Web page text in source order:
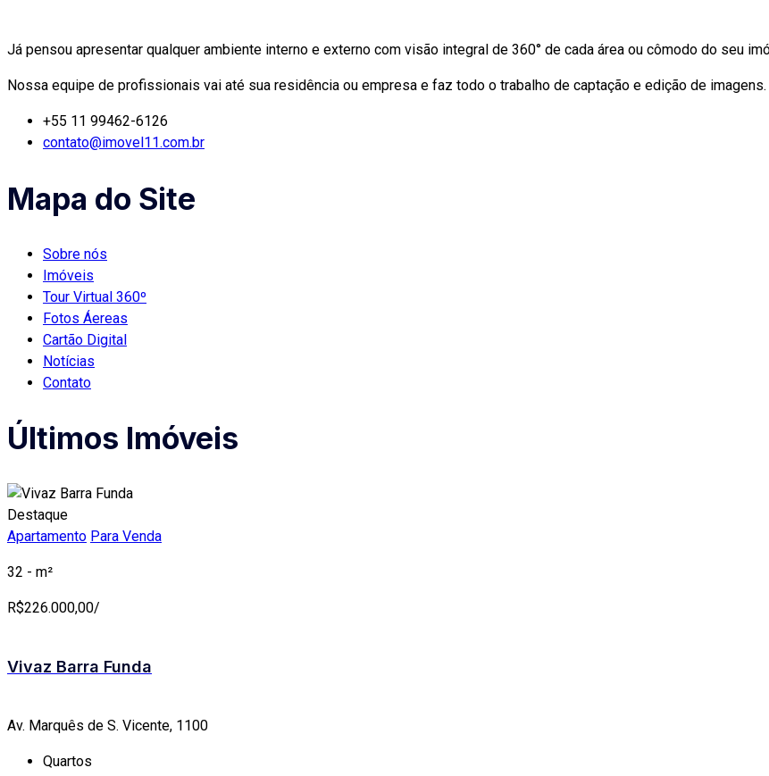
Já pensou apresentar qualquer ambiente interno e externo com visão integral de 360° de cada área ou cômodo do seu
Nossa equipe de profissionais vai até sua residência ou empresa e faz todo o trabalho de captação e edição de imagens.
+55 11 99462-6126
contato@imovel11.com.br
Mapa do Site
Sobre nós
Imóveis
Tour Virtual 360º
Fotos Áereas
Cartão Digital
Notícias
Contato
Últimos Imóveis
Destaque
Apartamento Para Venda
32 - m²
R$226.000,00/
Vivaz Barra Funda
Av. Marquês de S. Vicente, 1100
Quartos